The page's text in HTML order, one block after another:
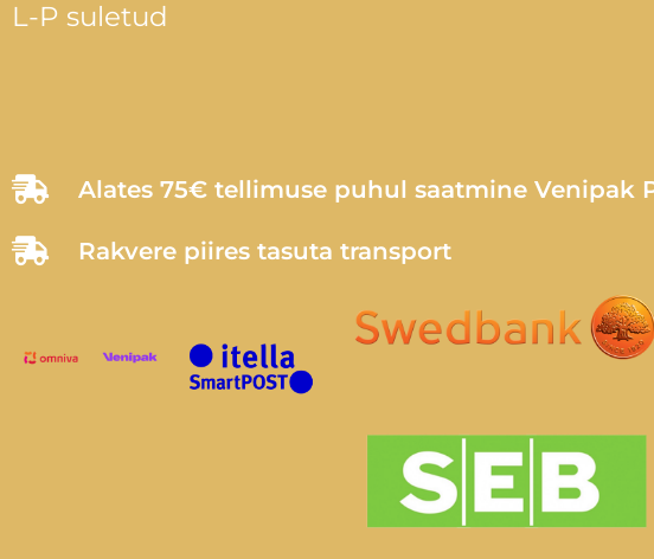
L-P suletud
Alates 75€ tellimuse puhul saatmine Venipak
Rakvere piires tasuta transport